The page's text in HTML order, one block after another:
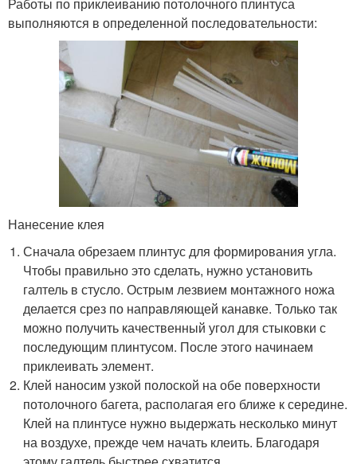
Работы по приклеиванию потолочного плинтуса
выполняются в определенной последовательности:
Нанесение клея
Сначала обрезаем плинтус для формирования угла.
Чтобы правильно это сделать, нужно установить
галтель в стусло. Острым лезвием монтажного ножа
делается срез по направляющей канавке. Только так
можно получить качественный угол для стыковки с
последующим плинтусом. После этого начинаем
приклеивать элемент.
Клей наносим узкой полоской на обе поверхности
потолочного багета, располагая его ближе к середине.
Клей на плинтусе нужно выдержать несколько минут
на воздухе, прежде чем начать клеить. Благодаря